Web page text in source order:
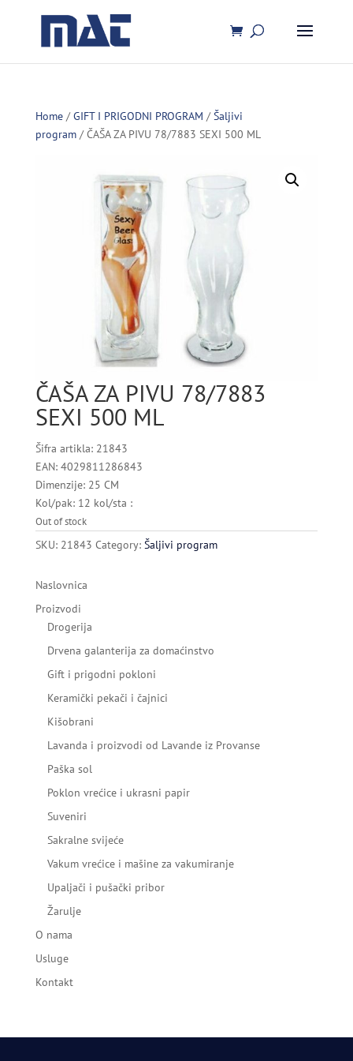
Home/GIFT I PRIGODNI PROGRAM /Šaljivi
program/ ČAŠA ZA PIVU 78/7883 SEXI 500 ML
ČAŠA ZA PIVU 78/7883
SEXI 500 ML
Šifra artikla: 21843
EAN: 4029811286843
Dimenzije: 25 CM
Kol/pak: 12 kol/sta :
Out of stock
SKU: 21843 Category: Šaljivi program
Naslovnica
Proizvodi
Drogerija
Drvena galanterija za domaćinstvo
Gift i prigodni pokloni
Keramički pekači i čajnici
Kišobrani
Lavanda i proizvodi od Lavande iz Provanse
Paška sol
Poklon vrećice i ukrasni papir
Suveniri
Sakralne svijeće
Vakum vrećice i mašine za vakumiranje
Upaljači i pušački pribor
Žarulje
O nama
Usluge
Kontakt